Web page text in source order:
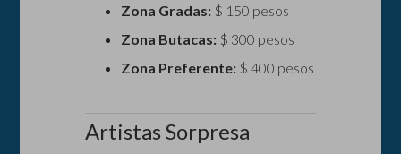
Zona Gradas: $ 150 pesos
Zona Butacas: $ 300 pesos
Zona Preferente: $ 400 pesos
Artistas Sorpresa